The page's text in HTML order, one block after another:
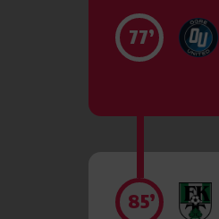
77’
85’